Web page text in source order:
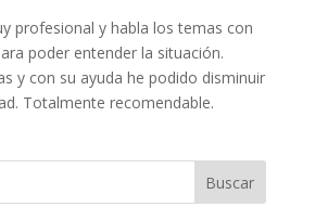
profesional y habla los temas con
poder entender la situación.
y con su ayuda he podido disminuir
Totalmente recomendable.
Buscar